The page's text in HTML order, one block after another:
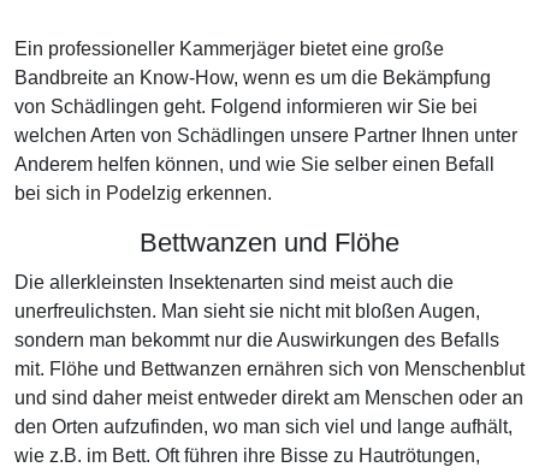
Ein professioneller Kammerjäger bietet eine große
Bandbreite an Know-How, wenn es um die Bekämpfung
von Schädlingen geht. Folgend informieren wir Sie bei
welchen Arten von Schädlingen unsere Partner Ihnen unter
Anderem helfen können, und wie Sie selber einen Befall
bei sich in Podelzig erkennen.
Bettwanzen und Flöhe
Die allerkleinsten Insektenarten sind meist auch die
unerfreulichsten. Man sieht sie nicht mit bloßen Augen,
sondern man bekommt nur die Auswirkungen des Befalls
mit. Flöhe und Bettwanzen ernähren sich von Menschenblut
und sind daher meist entweder direkt am Menschen oder an
den Orten aufzufinden, wo man sich viel und lange aufhält,
wie z.B. im Bett. Oft führen ihre Bisse zu Hautrötungen,